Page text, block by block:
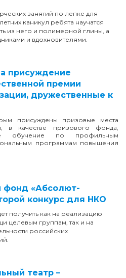
занятий по лепке для
каникул ребята научатся
из него и полимерной глины, а
и вдохновителями.
присуждение
премии
дружественные к
присуждены призовые места
в качестве призового фонда,
обучение по профильным
программам повышения
фонд «Абсолют-
конкурс для НКО
получить как на реализацию
целевым группам, так и на
российских
театр –